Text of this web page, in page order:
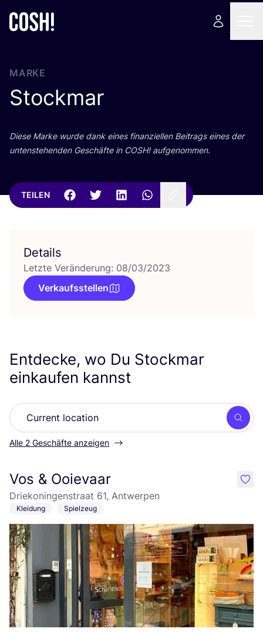
MARKE
Stockmar
Die­se Mar­ke wur­de dank eines finan­zi­el­len Bei­trags eines der
unten­ste­hen­den Geschäf­te in COSH! aufgenommen.
TEILEN
Details
Letzte Veränderung: 08/03/2023
Verkaufsstellen
Entdecke, wo Du Stockmar
einkaufen kannst
Alle 2 Geschäfte anzeigen
Vos & Ooievaar
Driekoningenstraat 61, Antwerpen
Kleidung Spielzeug
like